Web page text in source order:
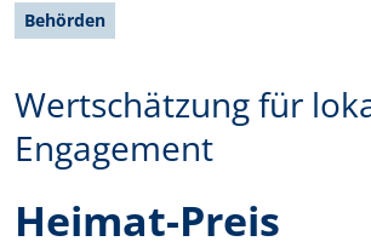
Behörden
Wertschätzung für
Engagement
Heimat-Preis